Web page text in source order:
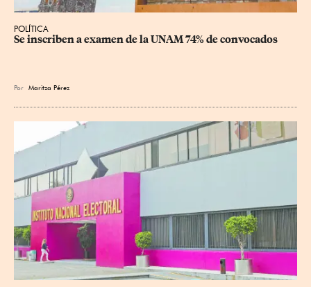
POLÍTICA
Se inscriben a examen de la UNAM 74% de convocados
Por Maritza Pérez